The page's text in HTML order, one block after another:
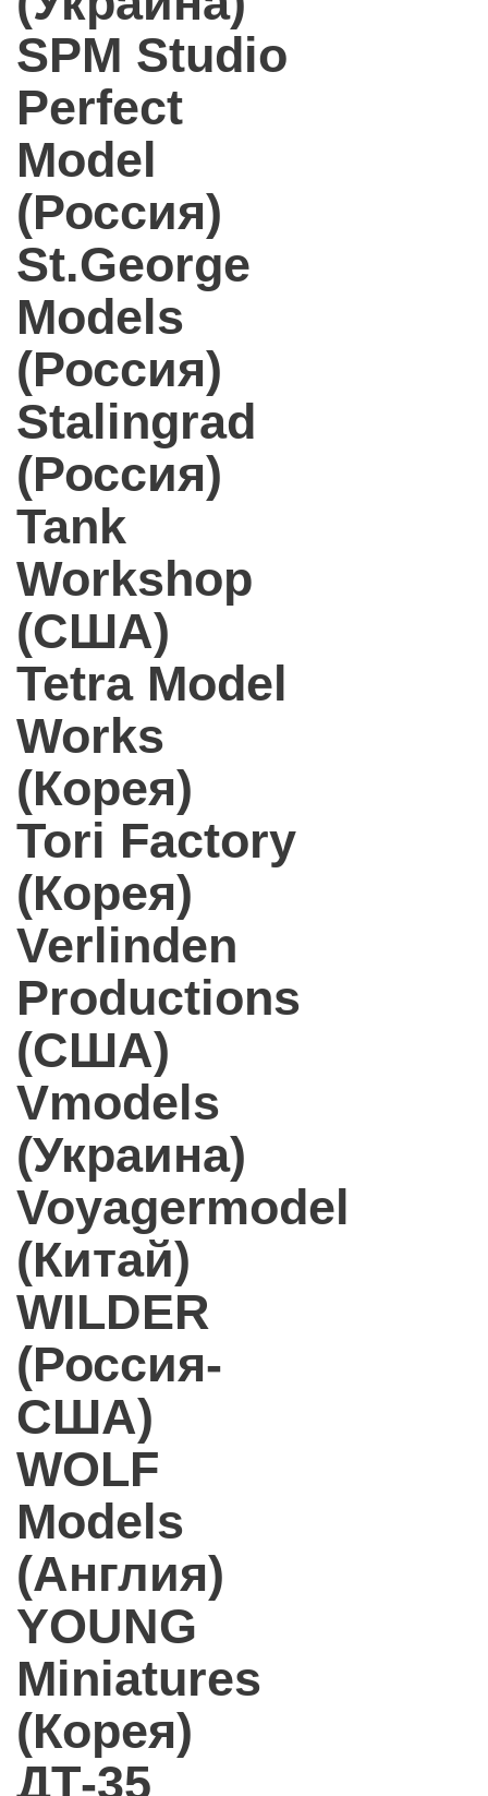
SPM Studio
Perfect
Model
(Россия)
St.George
Models
(Россия)
Stalingrad
(Россия)
Tank
Workshop
(США)
Tetra Model
Works
(Корея)
Tori Factory
(Корея)
Verlinden
Productions
(США)
Vmodels
(Украина)
Voyagermodel
(Китай)
WILDER
(Россия-
США)
WOLF
Models
(Англия)
YOUNG
Miniatures
(Корея)
ДТ-35